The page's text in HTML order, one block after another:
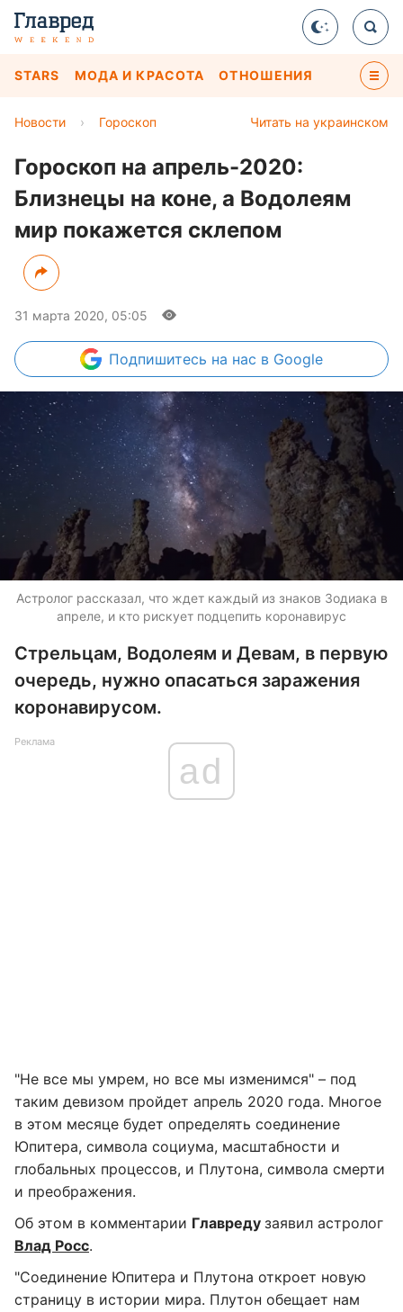
STARS МОДА И КРАСОТА ОТНОШЕНИЯ
Читать на украинском
Новости › Гороскоп
Гороскоп на апрель-2020:
Близнецы на коне, а Водолеям
мир покажется склепом
31 марта 2020, 05:05
Подпишитесь на нас в Google
Астролог рассказал, что ждет каждый из знаков Зодиака в
апреле, и кто рискует подцепить коронавирус
Стрельцам, Водолеям и Девам, в первую
очередь, нужно опасаться заражения
коронавирусом.
Реклама
ad
"Не все мы умрем, но все мы изменимся" – под
таким девизом пройдет апрель 2020 года. Многое
в этом месяце будет определять соединение
Юпитера, символа социума, масштабности и
глобальных процессов, и Плутона, символа смерти
и преображения.
Об этом в комментарии Главреду заявил астролог
Влад Росс.
"Соединение Юпитера и Плутона откроет новую
страницу в истории мира. Плутон обещает нам